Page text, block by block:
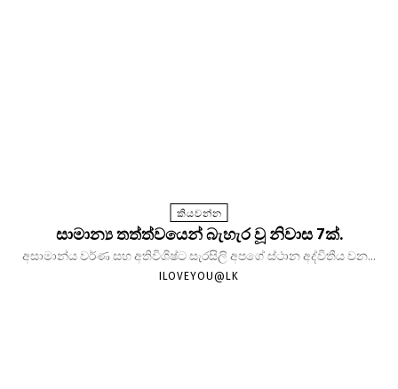
කියවන්න
සාමාන්‍ය තත්ත්වයෙන් බැහැර වූ නිවාස 7ක්.
අසාමාන්ය වර්ණ සහ අතිවිශිෂ්ට සැරසිලි අපගේ ස්ථාන අද්විතීය වන...
ILOVEYOU@LK